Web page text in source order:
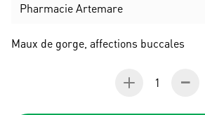
Pharmacie Artemare
Maux de gorge, affections buccales
1